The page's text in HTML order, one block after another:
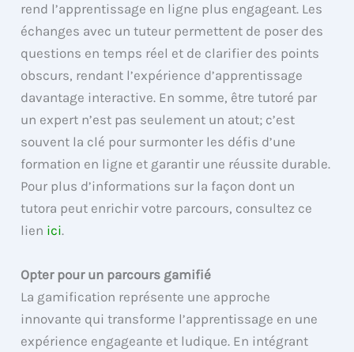
rend l’apprentissage en ligne plus engageant. Les
échanges avec un tuteur permettent de poser des
questions en temps réel et de clarifier des points
obscurs, rendant l’expérience d’apprentissage
davantage interactive. En somme, être tutoré par
un expert n’est pas seulement un atout; c’est
souvent la clé pour surmonter les défis d’une
formation en ligne et garantir une réussite durable.
Pour plus d’informations sur la façon dont un
tutora peut enrichir votre parcours, consultez ce
lien ici.
Opter pour un parcours gamifié
La gamification représente une approche
innovante qui transforme l’apprentissage en une
expérience engageante et ludique. En intégrant